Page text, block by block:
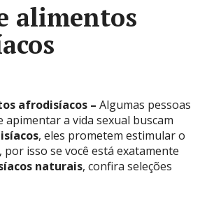
alimentos
afrodisíacos –Algumas pessoas
apimentar a vida sexual buscam
, eles prometem estimular o
por isso se você está exatamente
naturais, confira seleções